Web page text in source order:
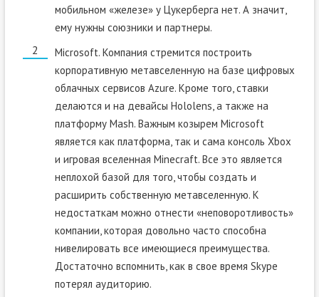
мобильном «железе» у Цукерберга нет. А значит,
ему нужны союзники и партнеры.
Microsoft. Компания стремится построить
корпоративную метавселенную на базе цифровых
облачных сервисов Azure. Кроме того, ставки
делаются и на девайсы Hololens, а также на
платформу Mash. Важным козырем Microsoft
является как платформа, так и сама консоль Xbox
и игровая вселенная Minecraft. Все это является
неплохой базой для того, чтобы создать и
расширить собственную метавселенную. К
недостаткам можно отнести «неповоротливость»
компании, которая довольно часто способна
нивелировать все имеющиеся преимущества.
Достаточно вспомнить, как в свое время Skype
потерял аудиторию.